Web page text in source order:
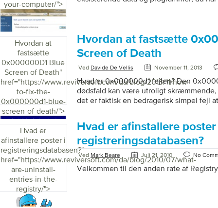
your-computer/">
programmer – crapware – der kan
pc’er). Nogle mennesker vælger at
regelmæssigt for at holde den kørende i
Hvordan at
fastsætte
0x000000D1 Blue
Screen of Death"
href="https://www.reviversoft.com/da/blog/2013/11/how-
to-fix-the-
0x000000d1-blue-
screen-of-death/">
Hvordan at fastsætte
Screen of Death
Ved Davide De Vellis November 11, 2013
Hvad er 0x000000d1 fejlen? Den
dødsfald kan være utroligt skræmmende,
det er faktisk en bedragerisk simpel fejl
din computer, er blevet beskadiget eller
måde. For at løse dette problem kan du
opdatere dine drivere eller genoprette
kendte gode konfiguration. Hvis du for
drivere eller ny plug-and-play-software,
Hvad er
afinstallere poster i
registreringsdatabasen?"
href="https://www.reviversoft.com/da/blog/2010/07/what-
are-uninstall-
entries-in-the-
registry/">
Hvad er afinstallere
registreringsdatabasen?
Ved Mark Beare Juli 21, 2010 No
Velkommen til den anden rate af